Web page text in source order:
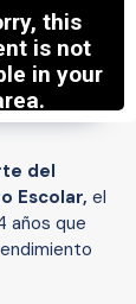
del
Escolar, el
años que